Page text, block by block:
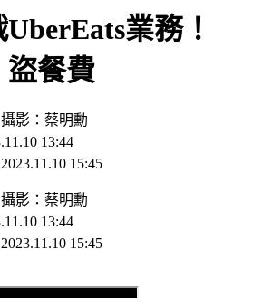
UberEats業務！
盜餐費
影：蔡明勳
13:44
15:45
攝影 ： 蔡明勳
13:44
2023.11.10 15:45